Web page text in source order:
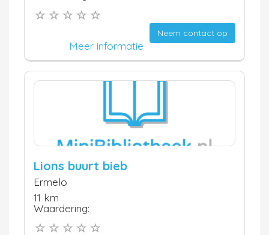
Neem contact op
Meer informatie
Lions buurt bieb
Ermelo
11 km
Waardering: